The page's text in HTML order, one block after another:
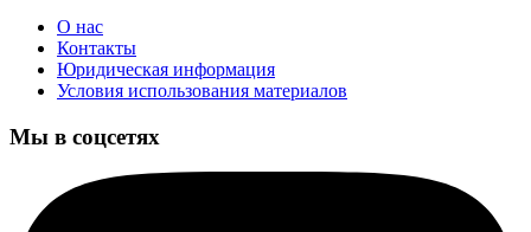
О нас
Контакты
Юридическая информация
Условия использования материалов
Мы в соцсетях